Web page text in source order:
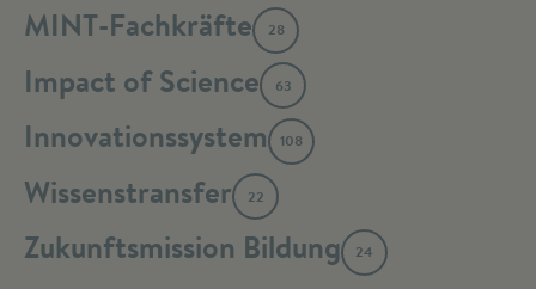
MINT-Fachkräfte 28
Impact of Science 63
Innovationssystem 108
Wissenstransfer 22
Zukunftsmission Bildung 24